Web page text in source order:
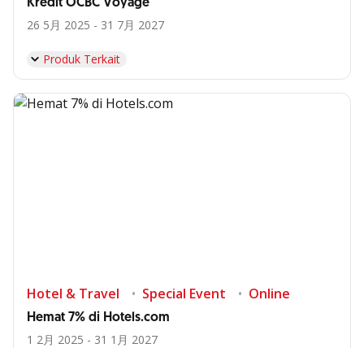
26 5月 2025 - 31 7月 2027
Produk Terkait
Hotel & Travel Special Event Online
Hemat 7% di Hotels.com
1 2月 2025 - 31 1月 2027